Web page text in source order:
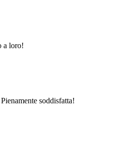
a loro!
soddisfatta!